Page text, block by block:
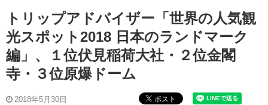
トリップアドバイザー「世界の人気観
光スポット2018 日本のランドマーク
編」、１位伏見稲荷大社・２位金閣
寺・３位原爆ドーム
2018年5月30日 ポスト